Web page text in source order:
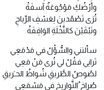
وأَرْضُكِ مَوْجُوعَةٌ آسفَةْ
تُرَى تَصْمُدينَ لِعَسْفِ الرِّياحِ
وتَبْقَيْنَ كالنَّخْلَةِ الوَاقِفَةْ
سألتني والسُّؤْلُ في مَدْمَعِي
تَرانِي فقُلْ لي تُرى مَنْ مَعِي
لصُوصُ الطَّريقِ شُواظُ الحـَريقِ
صُراخ ُالتَّواريخِ في مَسْمَعِي